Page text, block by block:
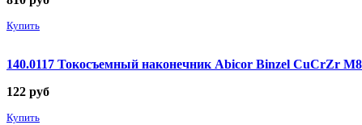
Купить
140.0117 Токосъемный наконечник Abicor Binzel CuCrZr
122 руб
Купить